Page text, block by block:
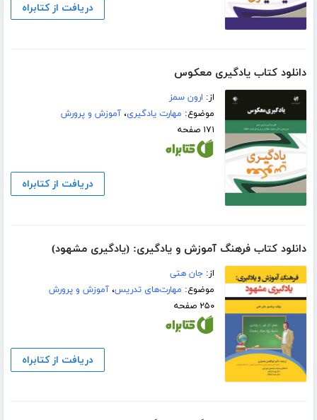
دریافت از کتابراه
دانلود کتاب یادگیری معکوس
از: ارون سمز
موضوع: مهارت یادگیری،آموزش و پرورش
۱۷۱ صفحه
دریافت از کتابراه
دانلود کتاب فرهنگ آموزش و یادگیری: (یادگیری مشهود)
از:جان هتی
موضوع: مهارت‌های تدریس،آموزش و پرورش
۲۵۰ صفحه
دریافت از کتابراه